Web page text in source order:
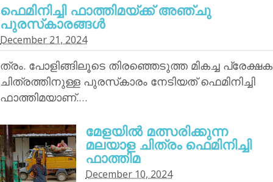
ഫെമിനിച്ചി ഫാത്തിമയ്ക്ക് അഞ്ചു
പുരസ്‌കാരങ്ങള്‍
December 21, 2024
ത്രം. പോളിങ്ങിലൂടെ തിരഞ്ഞെടുത്ത മികച്ച പ്രേക്ഷക
ചിത്രത്തിനുള്ള പുരസ്‌കാരം നേടിയത് ഫെമിനിച്ചി
ഫാത്തിമയാണ്.…
മേളയില്‍ മത്സരിക്കുന്ന
മലയാള ചിത്രം ഫെമിനിച്ചി
ഫാത്തിമ
December 10, 2024